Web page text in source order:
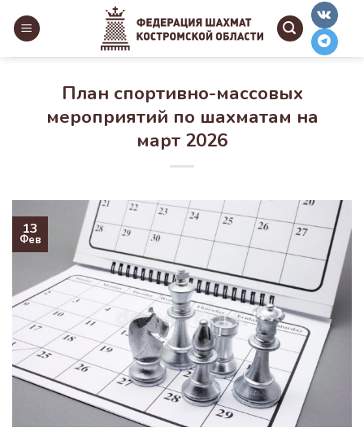
План спортивно-массовых
мероприятий по шахматам на
март 2026
13
Фев